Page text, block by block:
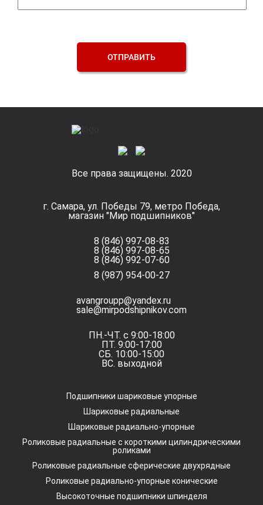
ОТПРАВИТЬ
Все права защищены. 2020
г. Самара, ул. Победы 79, метро Победа,
магазин "Мир подшипников"
8 (846) 997-08-83
8 (846) 997-08-65
8 (846) 992-07-60
8 (987) 954-00-27
avangroupp@yandex.ru
sale@mirpodshipnikov.com
ПН.-ЧТ. с 9:00-18:00
ПТ. 9:00-17:00
СБ. 10:00-15:00
ВС. выходной
Подшипники шариковые упорные
Шариковые радиальные
Шариковые радиально-упорные
Роликовые радиальные с короткими цилиндрическими
роликами
Роликовые радиальные сферические двухрядные
Роликовые радиально-упорные конические
Высокоточные подшипники шпинделя